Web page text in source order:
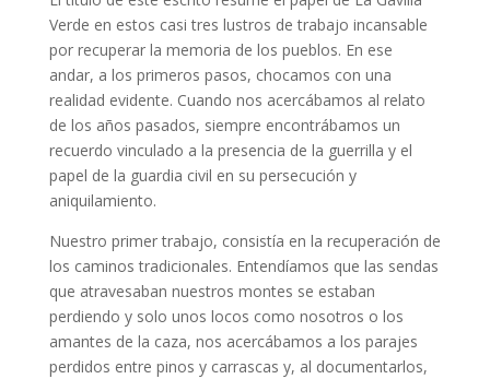
Verde en estos casi tres lustros de trabajo incansable
por recuperar la memoria de los pueblos. En ese
andar, a los primeros pasos, chocamos con una
realidad evidente. Cuando nos acercábamos al relato
de los años pasados, siempre encontrábamos un
recuerdo vinculado a la presencia de la guerrilla y el
papel de la guardia civil en su persecución y
aniquilamiento.
Nuestro primer trabajo, consistía en la recuperación de
los caminos tradicionales. Entendíamos que las sendas
que atravesaban nuestros montes se estaban
perdiendo y solo unos locos como nosotros o los
amantes de la caza, nos acercábamos a los parajes
perdidos entre pinos y carrascas y, al documentarlos,